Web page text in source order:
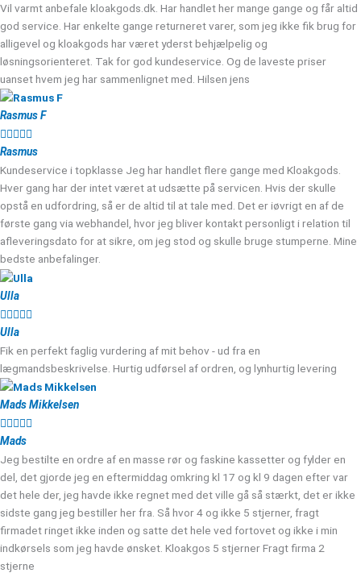
Vil varmt anbefale kloakgods.dk. Har handlet her mange gange og får altid
god service. Har enkelte gange returneret varer, som jeg ikke fik brug for
alligevel og kloakgods har været yderst behjælpelig og
løsningsorienteret. Tak for god kundeservice. Og de laveste priser
uanset hvem jeg har sammenlignet med. Hilsen jens
Rasmus F

Rasmus
Kundeservice i topklasse Jeg har handlet flere gange med Kloakgods.
Hver gang har der intet været at udsætte på servicen. Hvis der skulle
opstå en udfordring, så er de altid til at tale med. Det er iøvrigt en af de
første gang via webhandel, hvor jeg bliver kontakt personligt i relation til
afleveringsdato for at sikre, om jeg stod og skulle bruge stumperne. Mine
bedste anbefalinger.
Ulla

Ulla
Fik en perfekt faglig vurdering af mit behov - ud fra en
lægmandsbeskrivelse. Hurtig udførsel af ordren, og lynhurtig levering
Mads Mikkelsen

Mads
Jeg bestilte en ordre af en masse rør og faskine kassetter og fylder en
del, det gjorde jeg en eftermiddag omkring kl 17 og kl 9 dagen efter var
det hele der, jeg havde ikke regnet med det ville gå så stærkt, det er ikke
sidste gang jeg bestiller her fra. Så hvor 4 og ikke 5 stjerner, fragt
firmadet ringet ikke inden og satte det hele ved fortovet og ikke i min
indkørsels som jeg havde ønsket. Kloakgos 5 stjerner Fragt firma 2
stjerne